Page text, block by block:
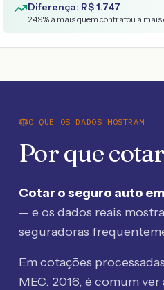
Diferença: R$1.747
249% a mais quem contratou a
O QUE OS DADOS MOSTRAM
Por que
Cotar o seguro auto
— e os dados reais
seguradoras
Em cotações
MEC. 2016, é comum ver